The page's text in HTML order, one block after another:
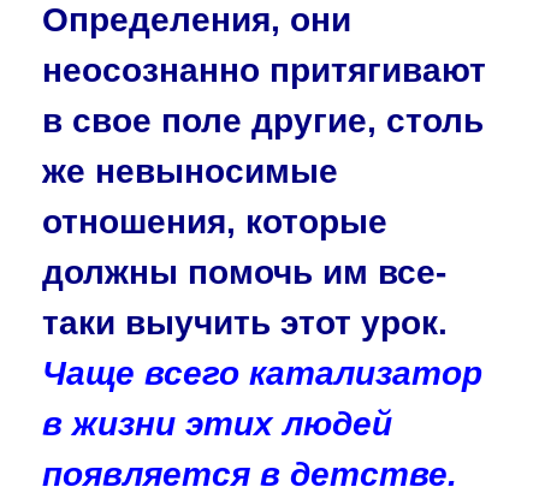
Определения, они
неосознанно притягивают
в свое поле другие, столь
же невыносимые
отношения, которые
должны помочь им все-
таки выучить этот урок.
Чаще всего катализатор
в жизни этих людей
появляется в детстве.